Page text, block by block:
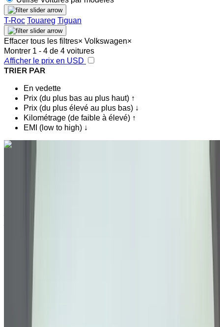
T-Roc Touareg Tiguan
Effacer tous les filtres× Volkswagen×
Montrer 1 - 4 de 4 voitures
Afficher le prix en USD
TRIER PAR
En vedette
Prix (du plus bas au plus haut) ↑
Prix (du plus élevé au plus bas) ↓
Kilométrage (de faible à élevé) ↑
EMI (low to high) ↓
Vous aimez ce que vous voyez ?
Volkswagen Touareg 3.0 TDI Confort+ 2019
Aéroport Agadir, Agadir